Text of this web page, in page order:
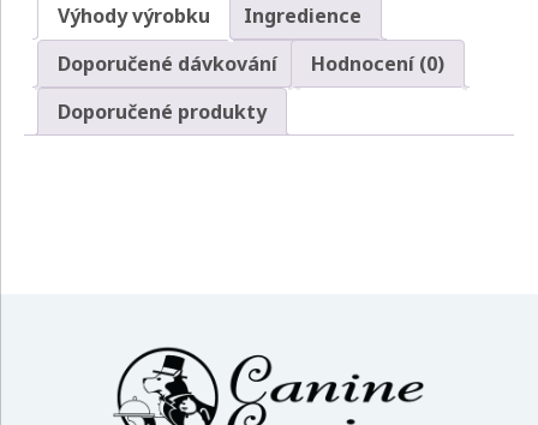
Výhody výrobku
Ingredience
Doporučené dávkování
Hodnocení (0)
Doporučené produkty